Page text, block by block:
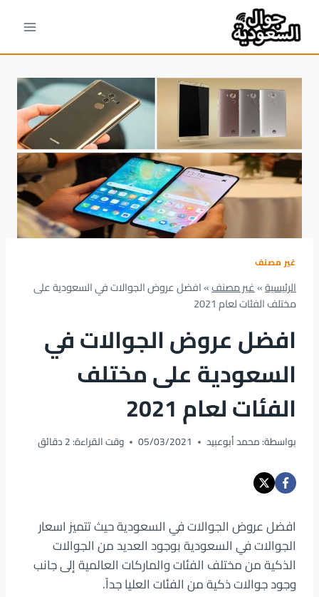
المحتوى
غير مصنف
الرئيسية»غير مصنف»افضل عروض الجوالات في السعودية على
مختلف الفئات لعام 2021
افضل عروض الجوالات في
السعودية على مختلف
الفئات لعام 2021
بواسطة:محمد أبوعبيد 05/03/2021 وقت القراءة:2دقائق
افضل عروض الجوالات في السعودية حيث تتميز اسعار
الجوالات في السعودية بوجود العديد من الجوالات
الذكية من مختلف الفئات والماركات العالمية إلى جانب
وجود جوالات ذكية من الفئات العليا جداً.